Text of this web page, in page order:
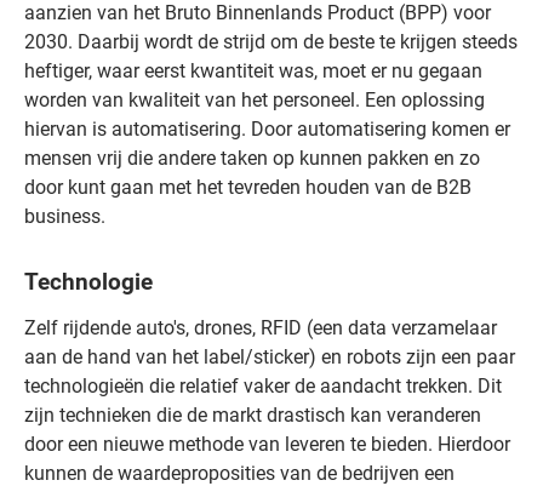
aanzien van het Bruto Binnenlands Product (BPP) voor
2030. Daarbij wordt de strijd om de beste te krijgen steeds
heftiger, waar eerst kwantiteit was, moet er nu gegaan
worden van kwaliteit van het personeel. Een oplossing
hiervan is automatisering. Door automatisering komen er
mensen vrij die andere taken op kunnen pakken en zo
door kunt gaan met het tevreden houden van de B2B
business.
Technologie
Zelf rijdende auto's, drones, RFID (een data verzamelaar
aan de hand van het label/sticker) en robots zijn een paar
technologieën die relatief vaker de aandacht trekken. Dit
zijn technieken die de markt drastisch kan veranderen
door een nieuwe methode van leveren te bieden. Hierdoor
kunnen de waardeproposities van de bedrijven een